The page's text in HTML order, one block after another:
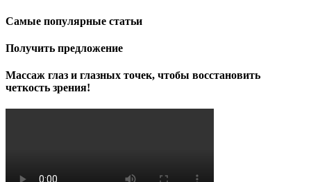
Самые популярные статьи
Получить предложение
Массаж глаз и глазных точек, чтобы восстановить
четкость зрения!